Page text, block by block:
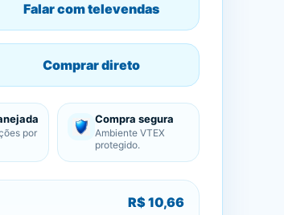
Falar com televendas
Comprar direto
por
Compra segura
Ambiente VTEX
protegido.
R$ 10,66